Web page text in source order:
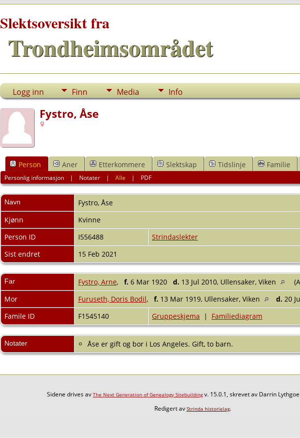
Slektsoversikt fra
Trondheimsområdet
Logg inn Finn Media Info
Fystro, Åse
Person Aner Etterkommere Slektskap Tidslinje Familie
Personlig informasjon | Notater |Alle | PDF
Navn Fystro, Åse
Kjønn
Kvinne
Person ID
I556488
Strindaslekter
Sist endret
15 Feb 2021
Far Fystro, Arne, f. 6 Mar 1920 d. 13 Jul 2010, Ullensaker, Viken
Mor
Furuseth, Doris Bodil, f. 13 Mar 1919, Ullensaker, Viken d. 20
Famile ID
F1545140 Gruppeskjema | Familiediagram
Notater Åse er gift og bor i Los Angeles. Gift, to barn.
Sidene drives avThe Next Generation of Genealogy Sitebuildingv. 15.0.1, skrevet av Darrin
Redigert avStrinda historielag.